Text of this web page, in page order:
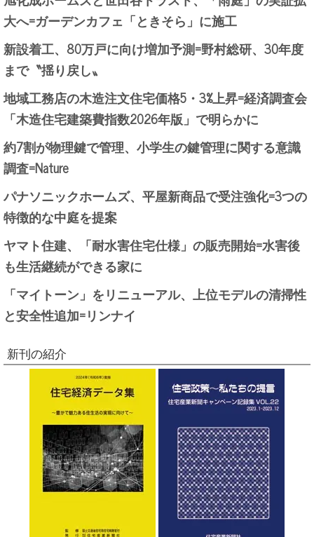
大へ=ガーデンカフェ「ときそら」に施工
新設着工、80万戸に向け増加予測=野村総研、30年度
まで〝揺り戻し〟
地域工務店の木造注文住宅価格5・3%上昇=経済調査会
「木造住宅建築費指数2026年版」で明らかに
約7割が物理鍵で管理、小学生の鍵管理に関する意識
調査=Nature
パナソニックホームズ、平屋新商品で受注強化=3つの
特徴的な中庭を提案
ヤマト住建、「耐水害住宅仕様」の販売開始=水害後
も生活継続ができる家に
「マイトーン」をリニューアル、上位モデルの清掃性
と安全性追加=リンナイ
新刊の紹介